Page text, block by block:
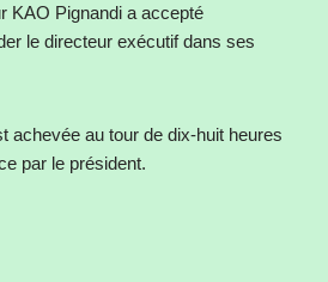
KAO Pignandi a accepté
le directeur exécutif dans ses
achevée au tour de dix-huit heures
par le président.